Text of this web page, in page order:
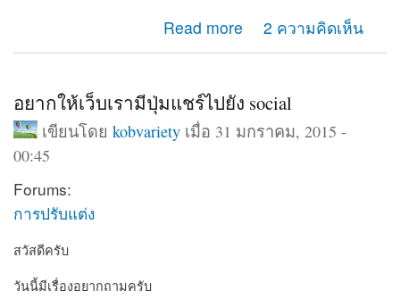
Read more 2 ความคิดเห็น
อยากให้เว็บเรามีปุ่มแชร์ไปยัง social
เขียนโดย kobvarietyเมื่อ 31 มกราคม, 2015 -
00:45
Forums:
การปรับแต่ง
สวัสดีครับ
วันนี้มีเรื่องอยากถามครับ